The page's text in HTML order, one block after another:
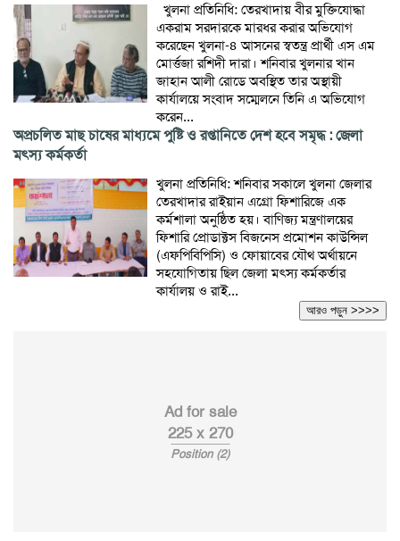
খুলনা প্রতিনিধি: তেরখাদায় বীর মুক্তিযোদ্ধা
একরাম সরদারকে মারধর করার অভিযোগ
করেছেন খুলনা-৪ আসনের স্বতন্ত্র প্রার্থী এস এম
মোর্ত্তজা রশিদী দারা। শনিবার খুলনার খান
জাহান আলী রোডে অবস্থিত তার অস্থায়ী
কার্যালয়ে সংবাদ সম্মেলনে তিনি এ অভিযোগ
করেন...
অপ্রচলিত মাছ চাষের মাধ্যমে পুষ্টি ও রপ্তানিতে দেশ হবে সমৃদ্ধ : জেলা
মৎস্য কর্মকর্তা
খুলনা প্রতিনিধি: শনিবার সকালে খুলনা জেলার
তেরখাদার রাইয়ান এগ্রো ফিশারিজে এক
কর্মশালা অনুষ্ঠিত হয়। বাণিজ্য মন্ত্রণালয়ের
ফিশারি প্রোডাক্টস বিজনেস প্রমোশন কাউন্সিল
(এফপিবিপিসি) ও ফোয়াবের যৌথ অর্থায়নে
সহযোগিতায় ছিল জেলা মৎস্য কর্মকর্তার
কার্যালয় ও রাই...
আরও পড়ুন >>>>
Ad for sale
225 x 270
Position (2)